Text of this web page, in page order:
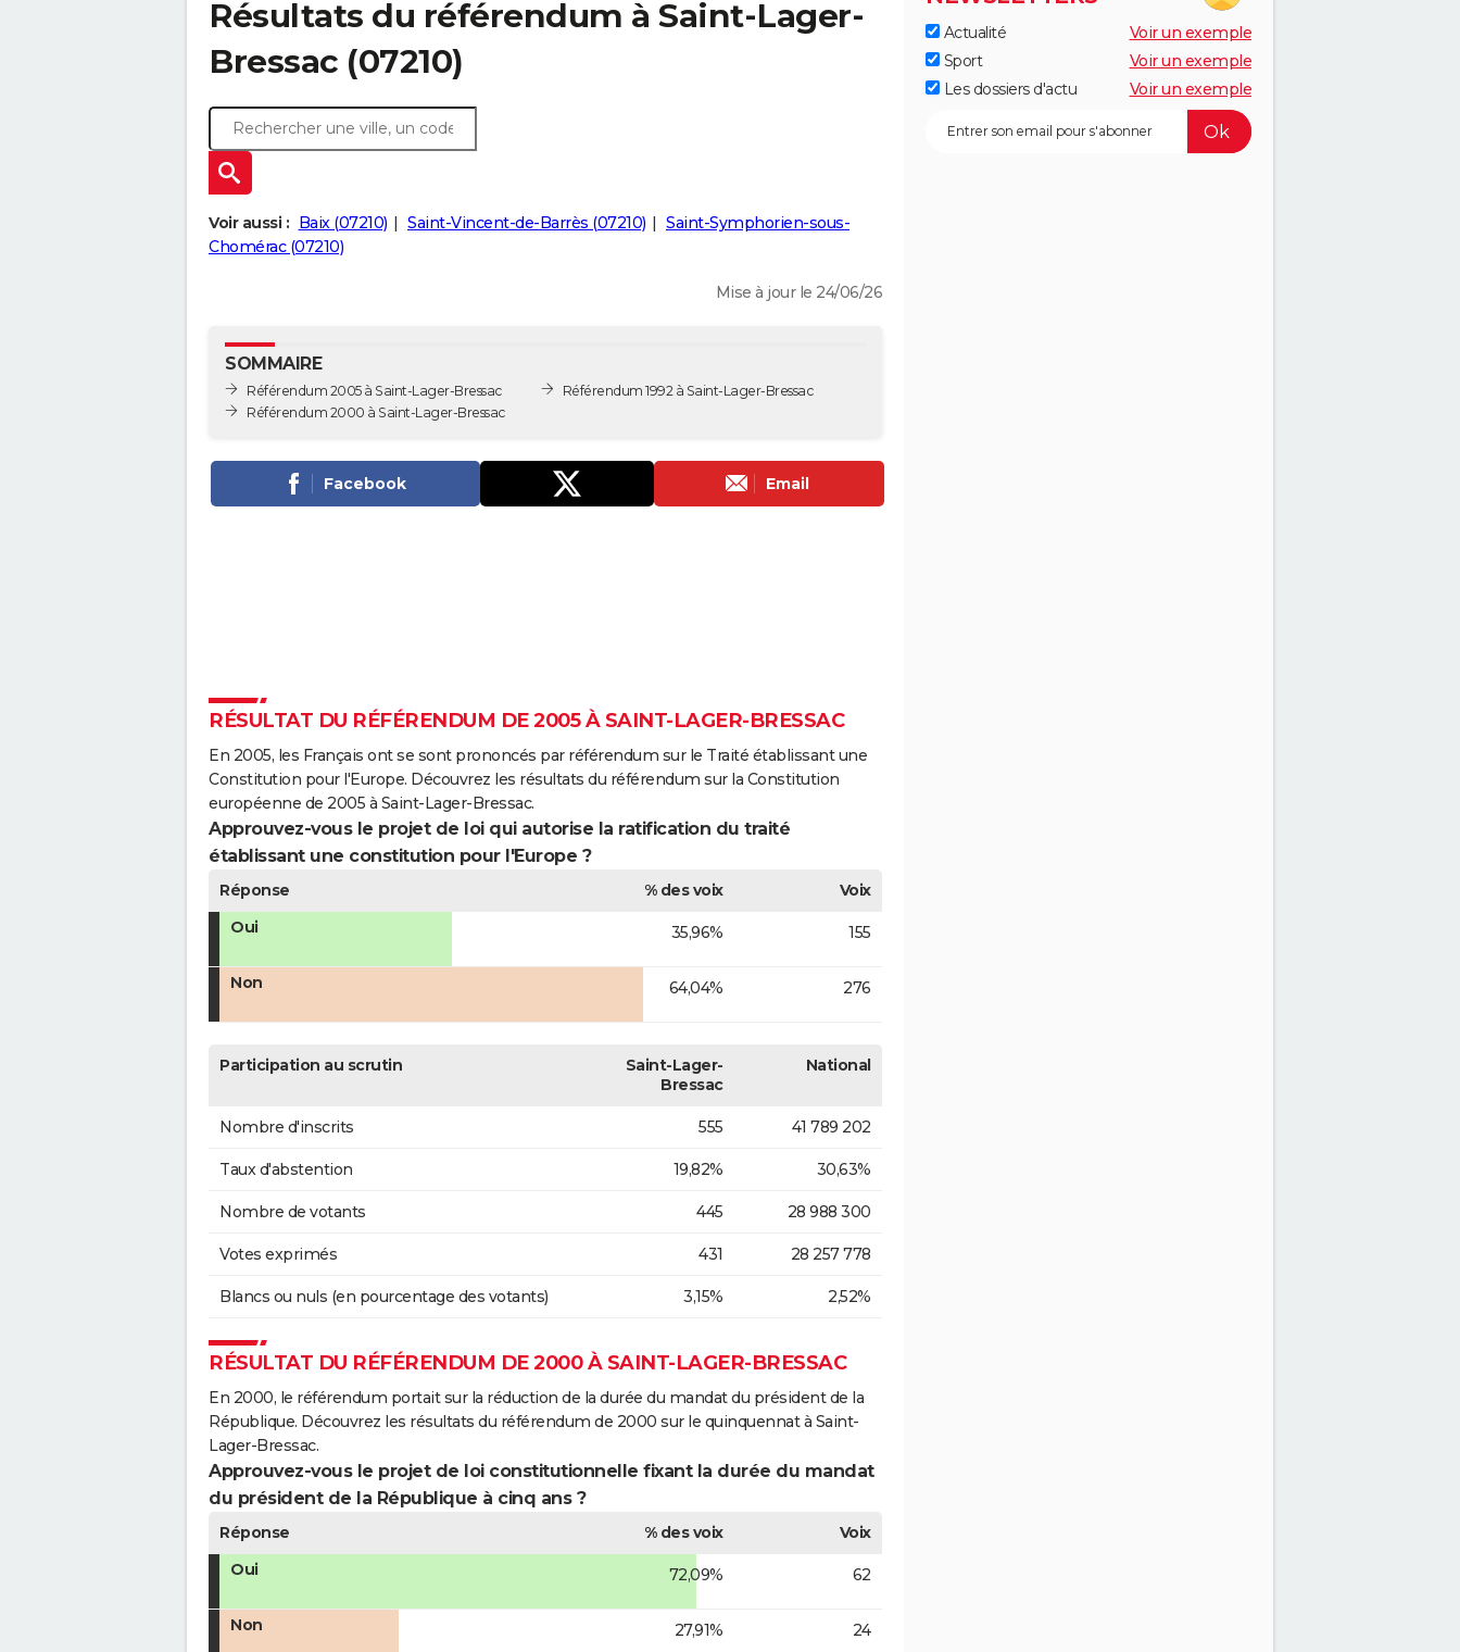
Résultats du référendum à Saint-Lager-
Bressac (07210)
Voir aussi : Baix (07210) Saint-Vincent-de-Barrès (07210)
Saint-Symphorien-sous-
Chomérac (07210)
Mise à jour le 24/06/26
SOMMAIRE
Référendum 2005 à Saint-Lager-Bressac
Référendum 2000 à Saint-Lager-Bressac
Référendum 1992 à Saint-Lager-Bressac
Facebook Email
RÉSULTAT DU RÉFÉRENDUM DE 2005 À SAINT-LAGER-BRESSAC
En 2005, les Français ont se sont prononcés par référendum sur le Traité établissant une
Constitution pour l'Europe. Découvrez les résultats du référendum sur la Constitution
européenne de 2005 à Saint-Lager-Bressac.
Approuvez-vous le projet de loi qui autorise la ratification du traité
établissant une constitution pour l'Europe ?
Réponse % des voix
Voix
Oui
35,96% 155
Non 64,04% 276
Participation au scrutin
Saint-Lager-
Bressac
National
Nombre d'inscrits 555 41 789 202
Taux d'abstention 19,82% 30,63%
Nombre de votants 445 28 988 300
Votes exprimés 431 28 257 778
Blancs ou nuls (en pourcentage des votants) 3,15% 2,52%
RÉSULTAT DU RÉFÉRENDUM DE 2000 À SAINT-LAGER-BRESSAC
En 2000, le référendum portait sur la réduction de la durée du mandat du président de la
République. Découvrez les résultats du référendum de 2000 sur le quinquennat à Saint-
Lager-Bressac.
Approuvez-vous le projet de loi constitutionnelle fixant la durée du mandat
du président de la République à cinq ans ?
Réponse % des voix
Voix
Oui
72,09% 62
Non 27,91% 24
Actualité
Voir un exemple
Sport
Voir un exemple
Les dossiers d'actu
Voir un exemple